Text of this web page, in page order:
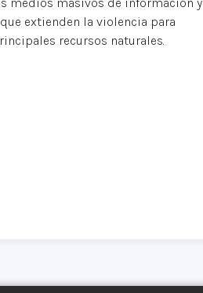
extienden la violencia para
recursos naturales.